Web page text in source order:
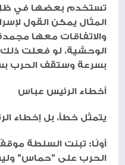
تستخدم بعضها في
المثال يمكن القول
والاتفاقات معها
الوحشية، لو فعلت ذلك
بسرعة وستقف الحرب
أخطاء الرئيس عباس
يتمثل خطأ، بل إخطاء
أولًا: تبنت السلطة
الحرب على "حماس"